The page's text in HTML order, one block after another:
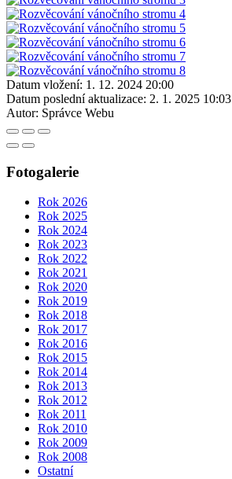
Datum vložení: 1. 12. 2024 20:00
Datum poslední aktualizace: 2. 1. 2025 10:03
Autor: Správce Webu
Fotogalerie
Rok 2026
Rok 2025
Rok 2024
Rok 2023
Rok 2022
Rok 2021
Rok 2020
Rok 2019
Rok 2018
Rok 2017
Rok 2016
Rok 2015
Rok 2014
Rok 2013
Rok 2012
Rok 2011
Rok 2010
Rok 2009
Rok 2008
Ostatní